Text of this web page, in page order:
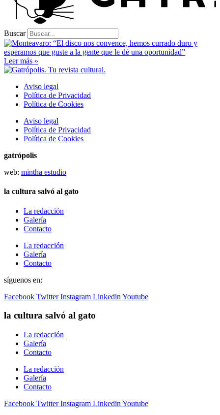
Buscar
Leer más »
Aviso legal
Política de Privacidad
Política de Cookies
Aviso legal
Política de Privacidad
Política de Cookies
gatrópolis
web: mintha estudio
la cultura salvó al gato
La redacción
Galería
Contacto
La redacción
Galería
Contacto
síguenos en:
Facebook Twitter Instagram Linkedin Youtube
la cultura salvó al gato
La redacción
Galería
Contacto
La redacción
Galería
Contacto
Facebook Twitter Instagram Linkedin Youtube